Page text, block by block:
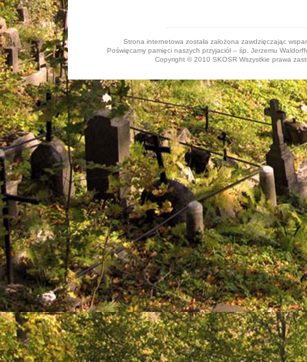
Strona internetowa została założona zawdzięczając
Poświęcamy pamięci naszych przyjaciół – śp. Jerzemu
Copyright © 2010 SKOSR Wszystkie prawa